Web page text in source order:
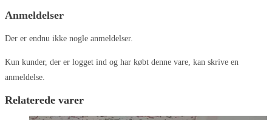
Anmeldelser
Der er endnu ikke nogle anmeldelser.
Kun kunder, der er logget ind og har købt denne vare, kan skrive en
anmeldelse.
Relaterede varer